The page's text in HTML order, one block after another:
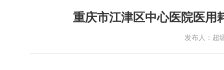
重庆市江津区中心医院医用
发布人：超